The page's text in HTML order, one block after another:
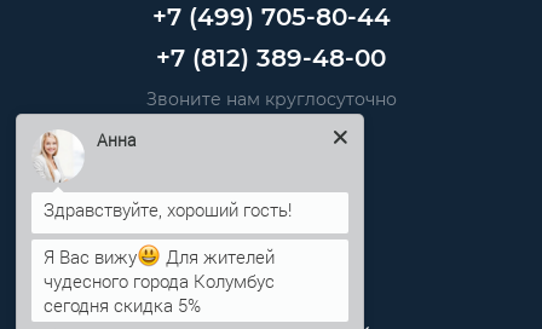
+7 (499) 705-80-44
+7 (812) 389-48-00
Звоните нам круглосуточно
info@pkmm.ru
Категории
Здравствуйте, хороший гость!
Я Вас вижу
Для жителей
чудесного города Колумбус